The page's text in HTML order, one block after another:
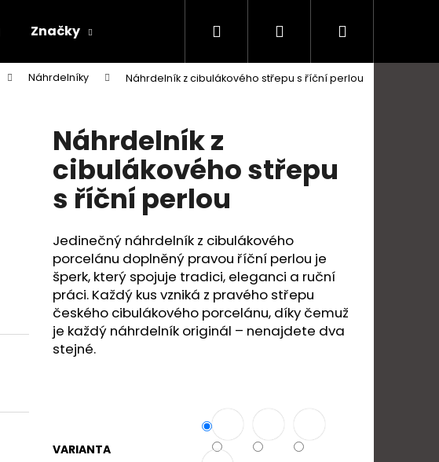
Značky Hledat PřihlášeníNákupní
Náhrdelníky Náhrdelník z cibulákového střepu s říční perlou
Náhrdelník z
cibulákového střepu
s říční perlou
Jedinečný náhrdelník z cibulákového
porcelánu doplněný pravou říční perlou je
šperk, který spojuje tradici, eleganci a ruční
práci. Každý kus vzniká z pravého střepu
českého cibulákového porcelánu, díky čemuž
je každý náhrdelník originál – nenajdete dva
stejné.
VARIANTA
Následující
NÁRAMEK ETERNELLE ORCHIDEJ